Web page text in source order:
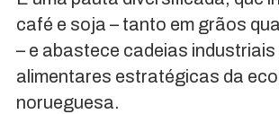
café e soja – tanto em grãos
– e abastece cadeias industriais
alimentares estratégicas da
norueguesa.